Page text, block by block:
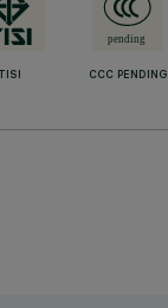
TISI CCC PENDING